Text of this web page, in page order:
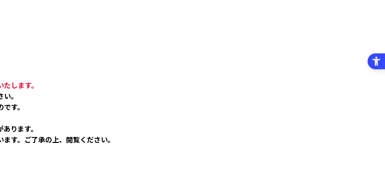
します。
。
す。
ります。
す。ご了承の上、閲覧ください。